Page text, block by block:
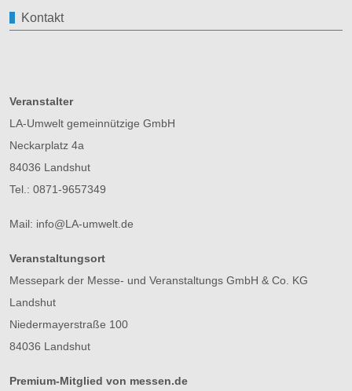
Kontakt
Veranstalter
LA-Umwelt gemeinnützige GmbH
Neckarplatz 4a
84036 Landshut
Tel.: 0871-9657349
Mail: info@LA-umwelt.de
Veranstaltungsort
Messepark der Messe- und Veranstaltungs GmbH & Co. KG
Landshut
Niedermayerstraße 100
84036 Landshut
Premium-Mitglied von messen.de